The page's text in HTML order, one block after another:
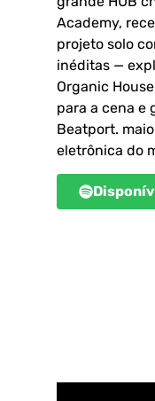
Academy,
projeto solo
inéditas —
Organic
para a cena e
Beatport.
eletrônica do